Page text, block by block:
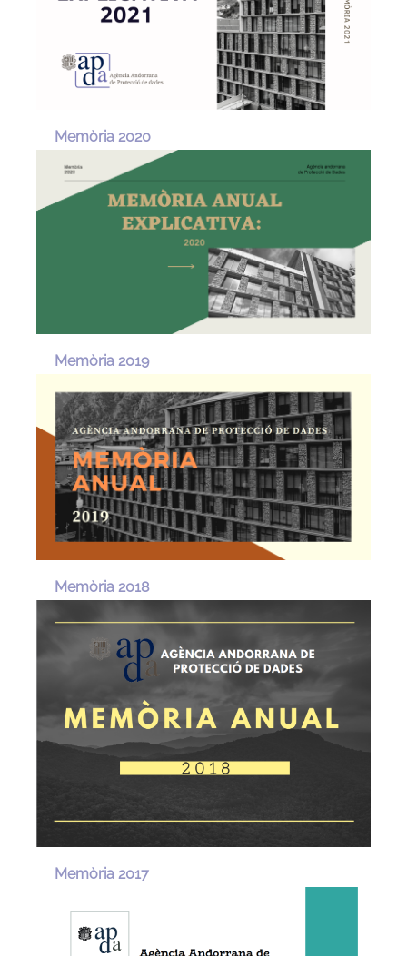
Memòria 2020
Memòria 2019
Memòria 2018
Memòria 2017